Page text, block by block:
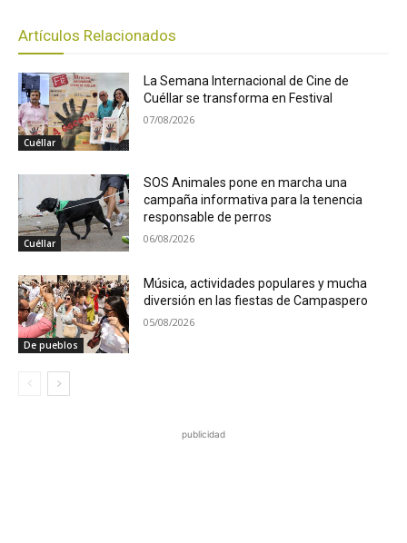
Artículos Relacionados
Cuéllar
La Semana Internacional de Cine de
Cuéllar se transforma en Festival
07/08/2026
Cuéllar
SOS Animales pone en marcha una
campaña informativa para la tenencia
responsable de perros
06/08/2026
De pueblos
Música, actividades populares y mucha
diversión en las fiestas de Campaspero
05/08/2026
publicidad